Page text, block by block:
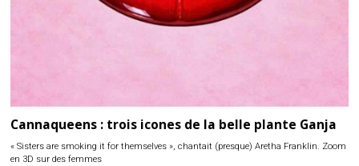
Cannaqueens : trois icones de la belle plante Ganja
« Sisters are smoking it for themselves », chantait (presque) Aretha Franklin. Zoom
en 3D sur des femmes